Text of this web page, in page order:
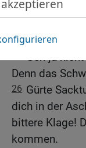
Kampf gegen
Als wir
Angst ergriff
Geh ja
Denn das
26 Gürte
dich in der
bittere Klage!
kommen.